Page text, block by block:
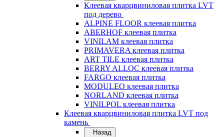
Клеевая кварцвиниловая плитка LVT
под дерево
ALPINE FLOOR клеевая плитка
ABERHOF клеевая плитка
VINILAM клеевая плитка
PRIMAVERA клеевая плитка
ART TILE клеевая плитка
BERRY ALLOC клеевая плитка
FARGO клеевая плитка
MODULEO клеевая плитка
NORLAND клеевая плитка
VINILPOL клеевая плитка
Клеевая кварцвиниловая плитка LVT под
камень
Назад